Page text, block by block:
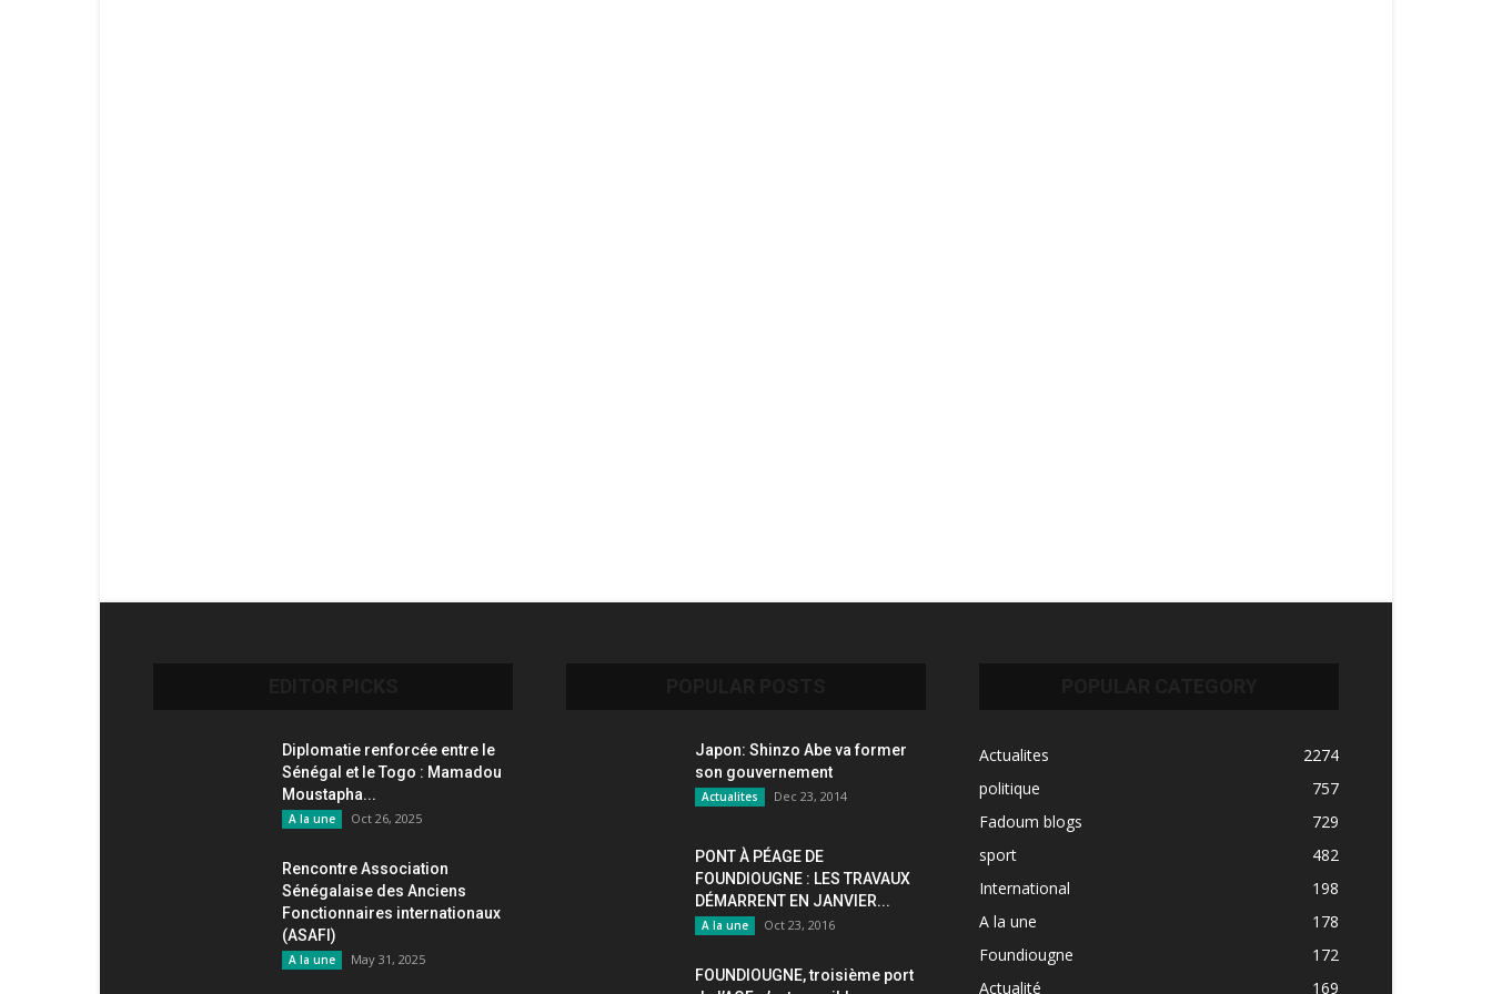
Diplomatie renforcée entre le
Sénégal et le Togo : Mamadou
Moustapha...
A la une Oct 26, 2025
Rencontre Association
Sénégalaise des Anciens
Fonctionnaires internationaux
(ASAFI)
A la une May 31, 2025
Japon: Shinzo Abe va former
son gouvernement
Actualites Dec 23, 2014
PONT À PÉAGE DE
FOUNDIOUGNE : LES TRAVAUX
DÉMARRENT EN JANVIER...
A la une Oct 23, 2016
FOUNDIOUGNE, troisième port
Actualites
2274
politique
757
Fadoum blogs
729
sport
482
International
198
A la une
178
Foundiougne
172
Actualité
169